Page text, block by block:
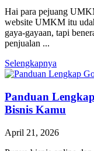
Hai para pejuang
website UMKM itu
gaya-gayaan, tapi
penjualan ...
Selengkapnya
Panduan
Bisnis Kamu
April 21, 2026